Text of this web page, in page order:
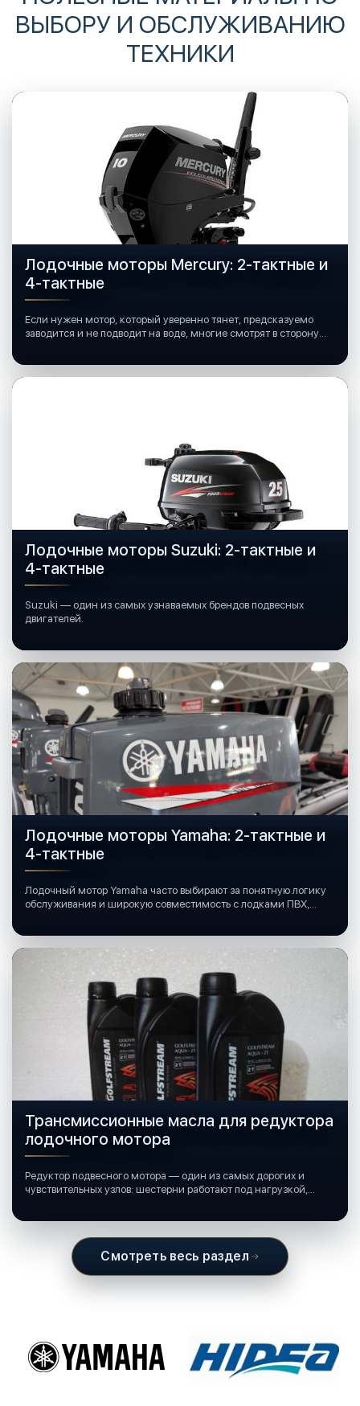
ВЫБОРУ И ОБСЛУЖИВАНИЮ
ТЕХНИКИ
Лодочные моторы Mercury: 2-тактные и
4-тактные
Если нужен мотор, который уверенно тянет, предсказуемо
заводится и не подводит на воде, многие смотрят в сторону
Лодочные моторы Suzuki: 2-тактные и
4-тактные
Suzuki — один из самых узнаваемых брендов подвесных
двигателей.
Лодочные моторы Yamaha: 2-тактные и
4-тактные
Лодочный мотор Yamaha часто выбирают за понятную логику
обслуживания и широкую совместимость с лодками ПВХ,
Трансмиссионные масла для редуктора
лодочного мотора
Редуктор подвесного мотора — один из самых дорогих и
чувствительных узлов: шестерни работают под нагрузкой,
Смотреть весь раздел